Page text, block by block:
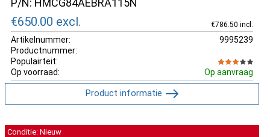
P/N: HMCG84AEBRA115N
€650.00 excl. €786.50 incl.
Artikelnummer:
9995239
Productnummer:
Populairteit:
Op voorraad:
Op aanvraag
Product informatie
Conditie: Nieuw